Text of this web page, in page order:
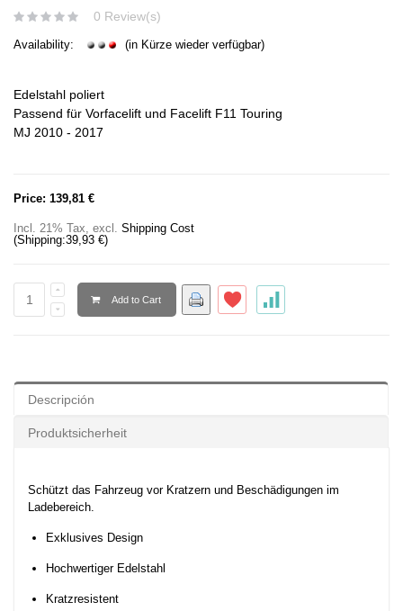
0 Review(s)
Availability: (in Kürze wieder verfügbar)
Edelstahl poliert
Passend für Vorfacelift und Facelift F11 Touring
MJ 2010 - 2017
Price: 139,81 €
Incl. 21% Tax, excl. Shipping Cost
(Shipping:39,93 €)
Add to Cart
Descripción
Produktsicherheit
Schützt das Fahrzeug vor Kratzern und Beschädigungen im
Ladebereich.
Exklusives Design
Hochwertiger Edelstahl
Kratzresistent